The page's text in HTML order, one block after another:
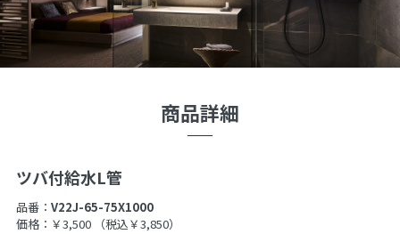
商品詳細
ツバ付給水L管
品番： V22J-65-75X1000
価格：￥3,500
（税込￥3,850）